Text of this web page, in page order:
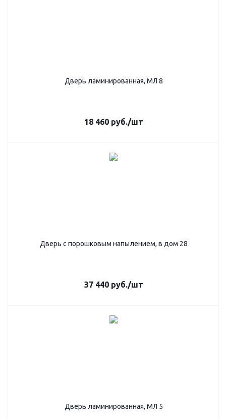
Дверь ламинированная, МЛ 8
18 460руб./шт
Дверь с порошковым напылением, в дом 28
37 440руб./шт
Дверь ламинированная, МЛ 5